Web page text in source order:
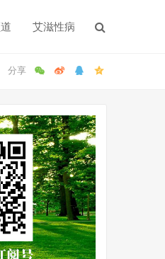
艾滋性病